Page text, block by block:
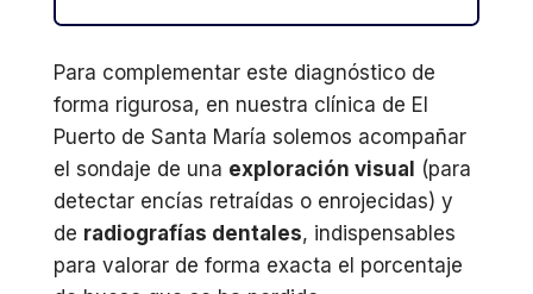
Para complementar este diagnóstico de
forma rigurosa, en nuestra clínica de El
Puerto de Santa María solemos acompañar
el sondaje de una exploración visual (para
detectar encías retraídas o enrojecidas) y
de radiografías dentales, indispensables
para valorar de forma exacta el porcentaje